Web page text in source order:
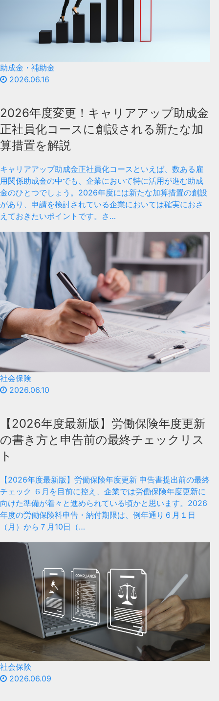
助成金・補助金
2026.06.16
2026年度変更！キャリアアップ助成金
正社員化コースに創設される新たな加
算措置を解説
キャリアアップ助成金正社員化コースといえば、数ある雇
用関係助成金の中でも、企業において特に活用が進む助成
金のひとつでしょう。2026年度には新たな加算措置の創設
があり、申請を検討されている企業においては確実におさ
えておきたいポイントです。さ…
社会保険
2026.06.10
【2026年度最新版】労働保険年度更新
の書き方と申告前の最終チェックリス
ト
【2026年度最新版】労働保険年度更新 申告書提出前の最終
チェック ６月を目前に控え、企業では労働保険年度更新に
向けた準備が着々と進められている頃かと思います。2026
年度の労働保険料申告・納付期限は、例年通り６月１日
（月）から７月10日（…
社会保険
2026.06.09